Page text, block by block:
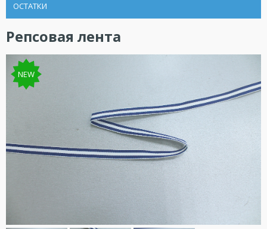
ОСТАТКИ
Репсовая лента
NEW